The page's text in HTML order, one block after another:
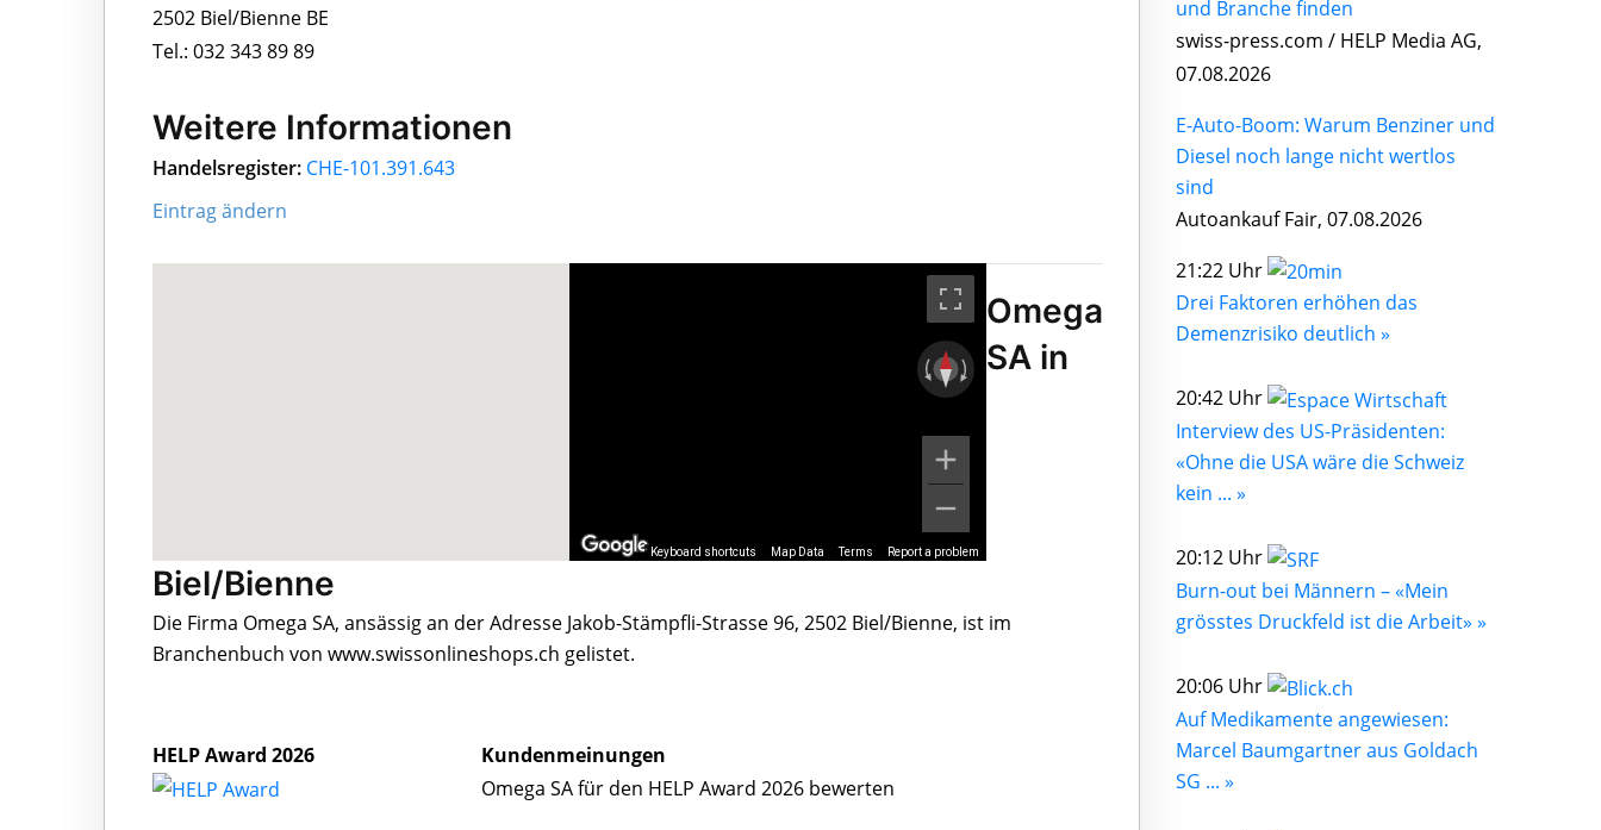
2502 Biel/Bienne BE
Tel.: 032 343 89 89
Weitere Informationen
Handelsregister: CHE-101.391.643
Eintrag ändern
Keyboard shortcuts Map Data Terms Report a problem
Omega
SA in
Biel/Bienne
Die Firma Omega SA, ansässig an der Adresse Jakob-Stämpfli-Strasse 96, 2502 Biel/Bienne, ist im
Branchenbuch von www.swissonlineshops.ch gelistet.
HELP Award 2026
Kundenmeinungen
Omega SA für den HELP Award 2026 bewerten
und Branche finden
swiss-press.com / HELP Media AG,
07.08.2026
E-Auto-Boom: Warum Benziner und
Diesel noch lange nicht wertlos
sind
Autoankauf Fair, 07.08.2026
21:22 Uhr
Drei Faktoren erhöhen das
Demenzrisiko deutlich »
20:42 Uhr
Interview des US-Präsidenten:
«Ohne die USA wäre die Schweiz
kein ... »
20:12 Uhr
Burn-out bei Männern – «Mein
grösstes Druckfeld ist die Arbeit» »
20:06 Uhr
Auf Medikamente angewiesen:
Marcel Baumgartner aus Goldach
SG ... »